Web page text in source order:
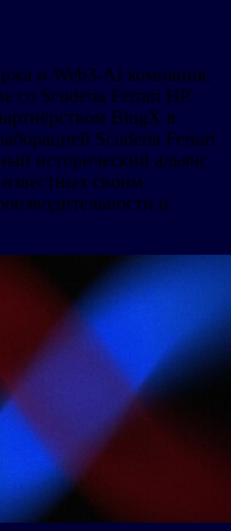
и Web3-AI компания,
со Scuderia Ferrari HP.
BingX в
Scuderia Ferrari
исторический альянс
своим
и